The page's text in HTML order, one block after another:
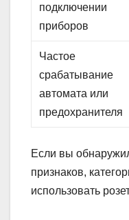
подключении
приборов
Частое
срабатывание
автомата или
предохранителя
Если вы
признаков,
использовать